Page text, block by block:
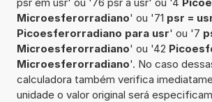
Microesferorradiano' ou '71 psr =
Picoesferorradiano para usr' ou '7
Microesferorradiano' ou '42
Microesferorradiano'. No caso
calculadora também verifica
unidade o valor original será